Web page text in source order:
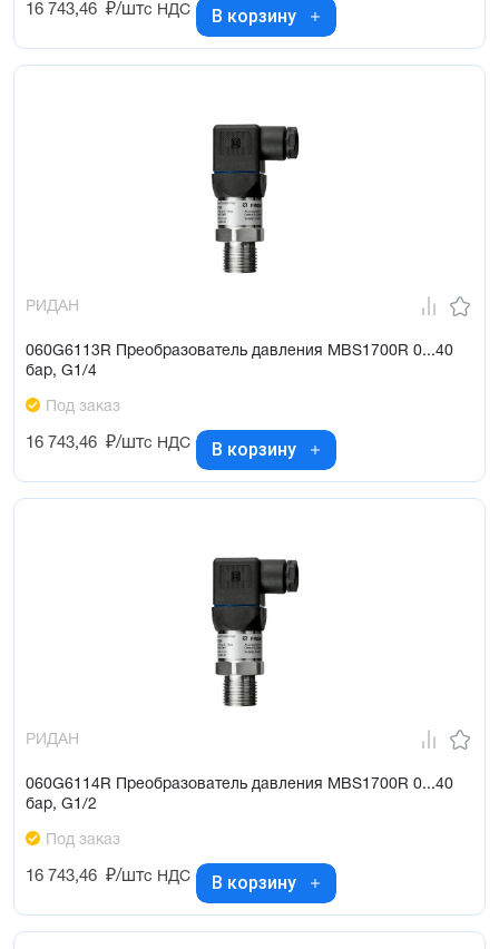
16 743,46 ₽/штс НДС В корзину
РИДАН
060G6113R Преобразователь давления MBS1700R 0...40
бар, G1/4
Под заказ
16 743,46 ₽/штс НДС В корзину
РИДАН
060G6114R Преобразователь давления MBS1700R 0...40
бар, G1/2
Под заказ
16 743,46 ₽/штс НДС В корзину